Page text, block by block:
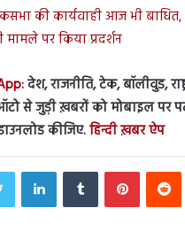
की कार्यवाही आज भी
मामले पर किया प्रदर्शन
देश, राजनीति, टेक, बॉलीवुड,
से जुड़ी ख़बरों को मोबाइल पर
कीजिए.हिन्दी ख़बर ऐप
LinkedInTumblr Pinterest